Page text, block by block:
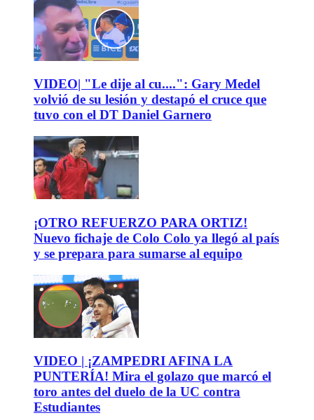
VIDEO| "Le dije al cu....": Gary Medel
volvió de su lesión y destapó el cruce que
tuvo con el DT Daniel Garnero
¡OTRO REFUERZO PARA ORTIZ!
Nuevo fichaje de Colo Colo ya llegó al país
y se prepara para sumarse al equipo
VIDEO | ¡ZAMPEDRI AFINA LA
PUNTERÍA! Mira el golazo que marcó el
toro antes del duelo de la UC contra
Estudiantes